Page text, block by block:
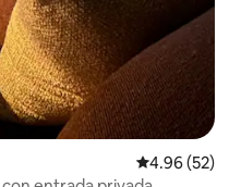
Calificación
4.96 (52)